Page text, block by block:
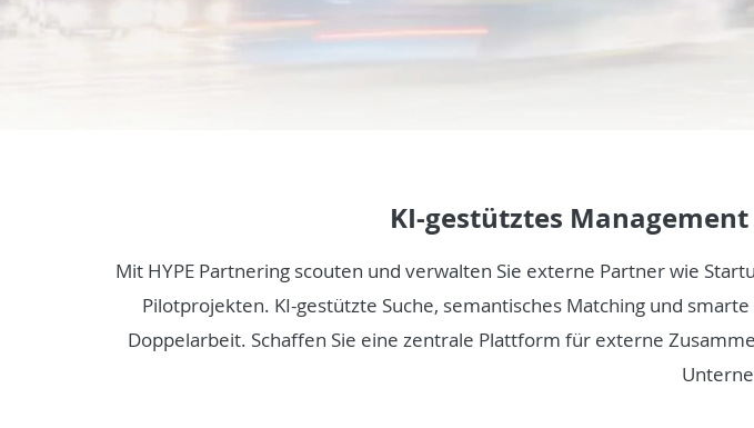
KI-gestütztes
Mit HYPE Partnering scouten und verwalten Sie externe Partner wie
Pilotprojekten. KI-gestützte Suche, semantisches Matching und
Doppelarbeit. Schaffen Sie eine zentrale Plattform für externe